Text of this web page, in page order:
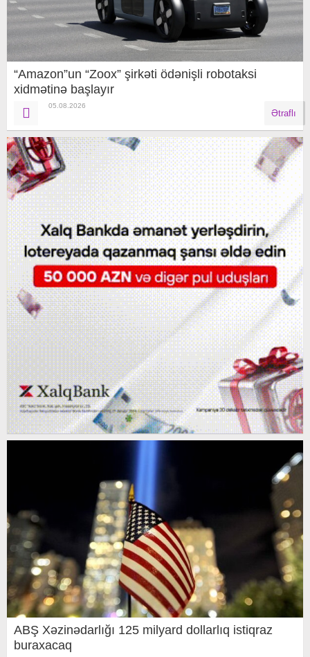
“Amazon”un “Zoox” şirkəti ödənişli robotaksi
xidmətinə başlayır
05.08.2026
Ətraflı
ABŞ Xəzinədarlığı 125 milyard dollarlıq istiqraz
buraxacaq